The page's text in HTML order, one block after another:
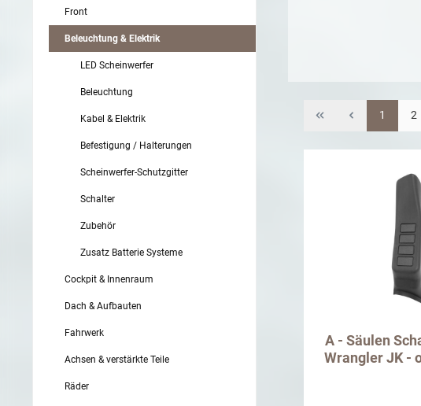
Front
Beleuchtung & Elektrik
LED Scheinwerfer
Beleuchtung
Kabel & Elektrik
Befestigung / Halterungen
Scheinwerfer-Schutzgitter
Schalter
Zubehör
Zusatz Batterie Systeme
Cockpit & Innenraum
Dach & Aufbauten
Fahrwerk
Achsen & verstärkte Teile
Räder
1 2
A - Säulen
Wrangler JK -